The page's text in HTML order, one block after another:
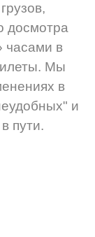
досмотра
часами в
Мы
в
и
пути.